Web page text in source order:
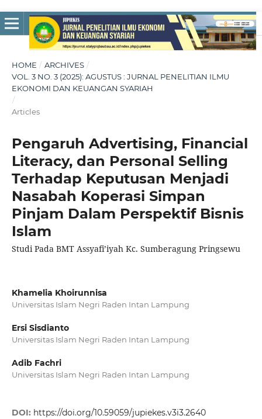
HOME / ARCHIVES /
VOL. 3 NO. 3 (2025): AGUSTUS : JURNAL PENELITIAN ILMU
EKONOMI DAN KEUANGAN SYARIAH
/
Articles
Pengaruh Advertising, Financial
Literacy, dan Personal Selling
Terhadap Keputusan Menjadi
Nasabah Koperasi Simpan
Pinjam Dalam Perspektif Bisnis
Islam
Studi Pada BMT Assyafi’iyah Kc. Sumberagung Pringsewu
Khamelia Khoirunnisa
Universitas Islam Negri Raden Intan Lampung
Ersi Sisdianto
Universitas Islam Negri Raden Intan Lampung
Adib Fachri
Universitas Islam Negri Raden Intan Lampung
DOI: https://doi.org/10.59059/jupiekes.v3i3.2640